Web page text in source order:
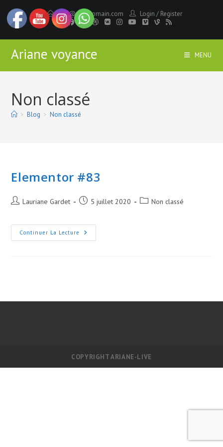
info@yourdomain.com Login / Register
Ariane voyance MENU
Non classé
> Blog > Non classé
Elementor #83
Auteur/autrice
publication :
Lauriane Gardet
Publication
5 juillet 2020
PostNon classé
Continuer La Lecture Elementor
#83
COPYRIGHT ARIANE-LIVE